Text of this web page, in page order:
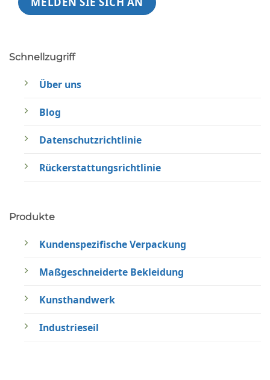
Schnellzugriff
Über uns
Blog
Datenschutzrichtlinie
Rückerstattungsrichtlinie
Produkte
Kundenspezifische Verpackung
Maßgeschneiderte Bekleidung
Kunsthandwerk
Industrieseil